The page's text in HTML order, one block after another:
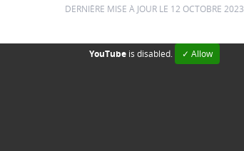
DERNIÈRE MISE À JOUR LE 12 OCTOBRE 2023
YouTubeis disabled. ✓ Allow